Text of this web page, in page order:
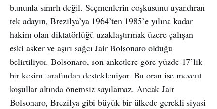
bununla sınırlı değil. Seçmenlerin coşkusunu uyandıran
tek adayın, Brezilya’ya 1964’ten 1985’e yılına kadar
hakim olan diktatörlüğü uzaklaştırmak üzere çalışan
eski asker ve aşırı sağcı Jair Bolsonaro olduğu
belirtiliyor. Bolsonaro, son anketlere göre yüzde 17’lik
bir kesim tarafından destekleniyor. Bu oran ise mevcut
koşullar altında önemsiz sayılamaz. Ancak Jair
Bolsonaro, Brezilya gibi büyük bir ülkede gerekli siyasi